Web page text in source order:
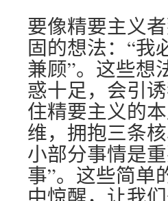
要像精要主义
固的想法：“我
兼顾”。这些想
惑十足，会引
住精要主义的
维，拥抱三条
小部分事情是
事”。这些简单